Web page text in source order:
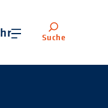
Suche